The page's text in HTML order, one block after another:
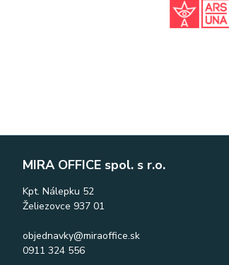
MIRA OFFICE spol. s r.o.
Kpt. Nálepku 52
Želiezovce 937 01
objednavky@miraoffice.sk
0911 324 556